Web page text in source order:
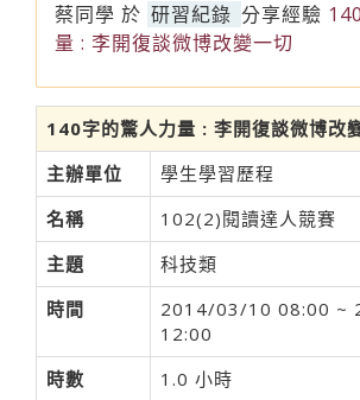
蔡同學 於 研習紀錄 分享經驗
量 : 李開復談微博改變一切
140字的驚人力量 : 李開復談微博改
主辦單位
學生學習歷程
名稱
102(2)閱讀達人競賽
主題
科技類
時間
2014/03/10 08:00 ~
12:00
時數
1.0 小時